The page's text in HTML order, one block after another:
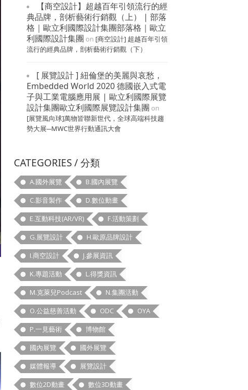
【商空設計】超越百年引領流行的經
典品牌，剖析藝術行銷觀（上） | 部落
格｜歐立利國際設計集團部落格｜歐立
利國際設計集團 on [商空設計] 超越百年引領
流行的經典品牌，剖析藝術行銷觀（下）
[ 展覽設計 ] 紐倫堡的美麗與哀愁，
Embedded World 2020 德國嵌入式電
子與工業電腦應用展 | 歐立利國際展覽
設計集團歐立利國際展覽設計集團 on
[展覽風向球]萬物皆聯新世代，全球高端科技趨
勢大展─MWC世界行動通訊大會
CATEGORIES / 分類
A.國外展覽
B.國內展覽
C.影音製作
D.數位動畫
E.互動科技(AR/VR)
F.活動策劃
G.展覽設計
H.歐原品牌設計
I.商空設計
J.參展資訊
K.專題活動
L.得獎資訊
M.克萊兒Podcast
N.集團活動
O.公益慈善活動
ODC
OYA
P.一見藝術
博物館
國內展覽
國外展覽
媒體報導
展覽設計
數位2D動畫
數位3D動畫